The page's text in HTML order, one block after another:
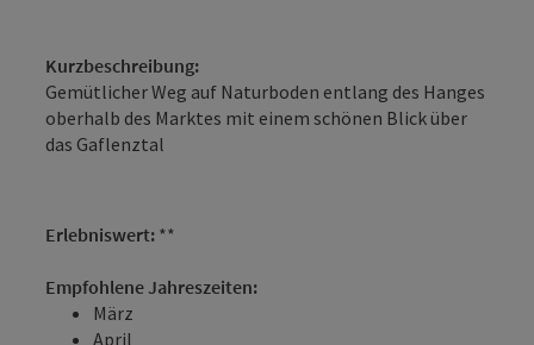
Kurzbeschreibung:
Gemütlicher Weg auf Naturboden entlang des Hanges
oberhalb des Marktes mit einem schönen Blick über
das Gaflenztal
Erlebniswert: **
Empfohlene Jahreszeiten:
März
April